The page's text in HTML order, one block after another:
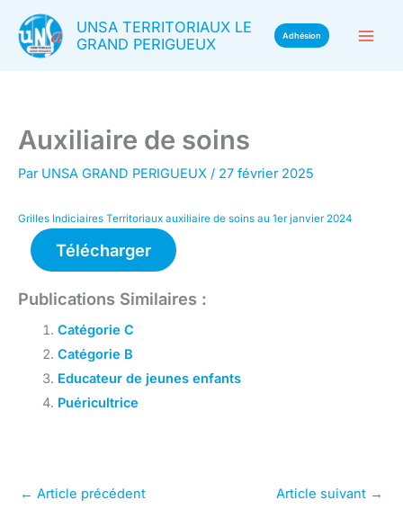
contenu
UNSA TERRITORIAUX LE
GRAND PERIGUEUX
Adhésion
Auxiliaire de soins
Par UNSA GRAND PERIGUEUX / 27 février 2025
Grilles Indiciaires Territoriaux auxiliaire de soins au 1er janvier 2024
Télécharger
Publications Similaires :
Catégorie C
Catégorie B
Educateur de jeunes enfants
Puéricultrice
← Article précédent Article suivant →